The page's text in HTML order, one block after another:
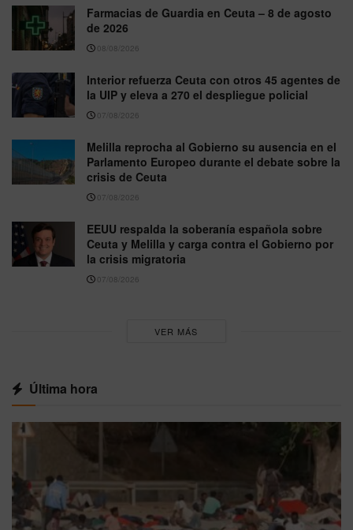
Farmacias de Guardia en Ceuta – 8 de agosto
de 2026
08/08/2026
Interior refuerza Ceuta con otros 45 agentes de
la UIP y eleva a 270 el despliegue policial
07/08/2026
Melilla reprocha al Gobierno su ausencia en el
Parlamento Europeo durante el debate sobre la
crisis de Ceuta
07/08/2026
EEUU respalda la soberanía española sobre
Ceuta y Melilla y carga contra el Gobierno por
la crisis migratoria
07/08/2026
VER MÁS
Última hora